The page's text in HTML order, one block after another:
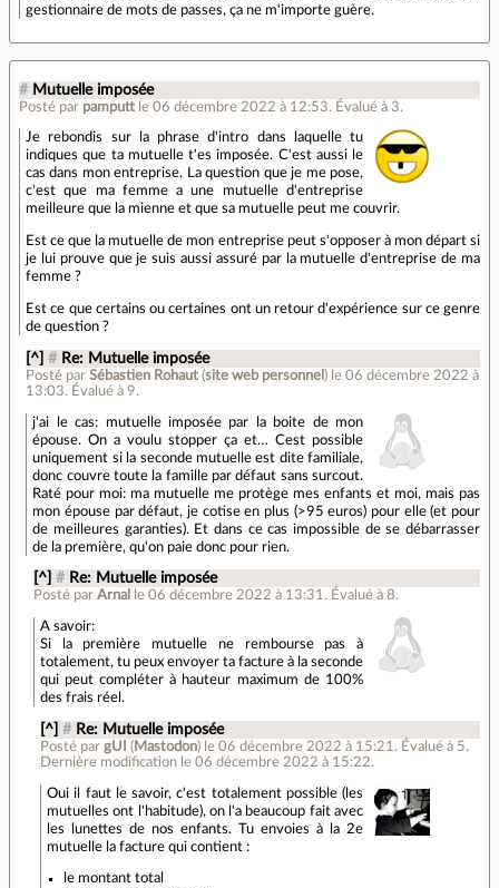
gestionnaire de mots de passes, ça ne m'importe guère.
# Mutuelle imposée
Posté par pamputt le 06 décembre 2022 à 12:53. Évalué à 3.
Je rebondis sur la phrase d'intro dans laquelle tu
indiques que ta mutuelle t'es imposée. C'est aussi le
cas dans mon entreprise. La question que je me pose,
c'est que ma femme a une mutuelle d'entreprise
meilleure que la mienne et que sa mutuelle peut me couvrir.
Est ce que la mutuelle de mon entreprise peut s'opposer à mon départ si
je lui prouve que je suis aussi assuré par la mutuelle d'entreprise de ma
femme ?
Est ce que certains ou certaines ont un retour d'expérience sur ce genre
de question ?
[^] # Re: Mutuelle imposée
Posté parSébastien Rohaut (site web personnel ) le 06 décembre 2022 à
13:03. Évalué à9.
j'ai le cas: mutuelle imposée par la boite de mon
épouse. On a voulu stopper ça et… Cest possible
uniquement si la seconde mutuelle est dite familiale,
donc couvre toute la famille par défaut sans surcout.
Raté pour moi: ma mutuelle me protège mes enfants et moi, mais pas
mon épouse par défaut, je cotise en plus (>95 euros) pour elle (et pour
de meilleures garanties). Et dans ce cas impossible de se débarrasser
de la première, qu'on paie donc pour rien.
[^] # Re: Mutuelle imposée
Posté par Arnal le 06 décembre 2022 à 13:31 . Évalué à 8.
A savoir:
Si la première mutuelle ne rembourse pas à
totalement, tu peux envoyer ta facture à la seconde
qui peut compléter à hauteur maximum de 100%
des frais réel.
[^] # Re: Mutuelle imposée
Posté pargUI ( Mastodon) le 06 décembre 2022 à 15:21 . Évalué à 5.
Dernière modification le 06 décembre 2022 à 15:22.
Oui il faut le savoir, c'est totalement possible (les
mutuelles ont l'habitude), on l'a beaucoup fait avec
les lunettes de nos enfants. Tu envoies à la 2e
mutuelle la facture qui contient :
le montant total